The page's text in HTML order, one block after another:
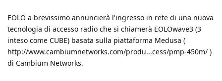
EOLO a brevissimo annuncierà l'ingresso in rete di una nuova
tecnologia di accesso radio che si chiamerà EOLOwave3 (3
inteso come CUBE) basata sulla piattaforma Medusa (
http://www.cambiumnetworks.com/produ...cess/pmp-450m/ )
di Cambium Networks.